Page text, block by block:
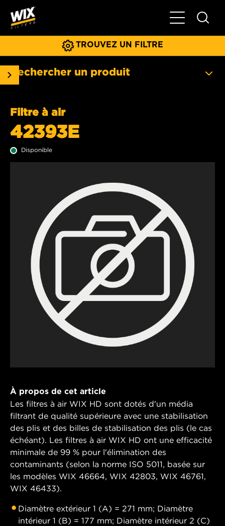
Basculer la
TROUVEZ UN FILTRE
Rechercher un produit
Filtre à air
42393E
Disponible
À propos de cet article
Les filtres à air WIX HD sont dotés d'un média
filtrant de qualité supérieure avec une stabilisation
des plis et des billes de stabilisation des plis (le cas
échéant). Les filtres à air WIX HD ont une efficacité
minimale de 99 % pour l'élimination des
contaminants (selon la norme ISO 5011, basée sur
les modèles WIX 46664, WIX 42803, WIX 46761,
WIX 46433).
Diamètre extérieur 1 (A) = 271 mm; Diamètre
intérieur 1 (B) = 177 mm; Diamètre intérieur 2 (C)